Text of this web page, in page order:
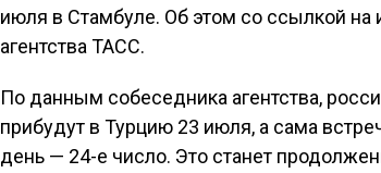
июля в Стамбуле. Об этом со ссылкой на
агентства ТАСС.
По данным собеседника агентства,
прибудут в Турцию 23 июля, а сама
день — 24-е число. Это станет